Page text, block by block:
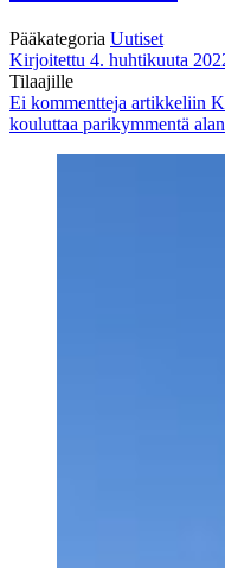
Pääkategoria Uutiset
Kirjoitettu 4. huhtikuuta
Tilaajille
Ei kommentteja artikkeliin
kouluttaa parikymmentä